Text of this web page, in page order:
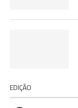
EDIÇÃO